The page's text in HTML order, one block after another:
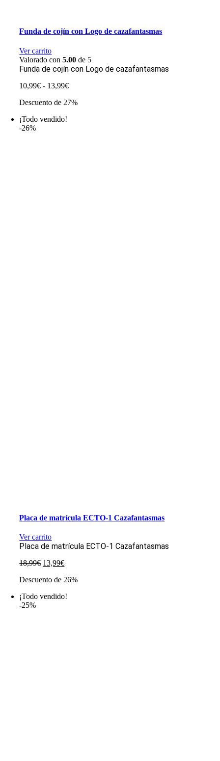
Funda de cojín con Logo de cazafantasmas
Ver carrito
Valorado con5.00 de 5
Funda de cojín con Logo de cazafantasmas
10,99€ - 13,99€Rango
precios:
Descuento de 27%
¡Todo vendido!
-26%
Placa de matrícula ECTO-1 Cazafantasmas
Ver carrito
Placa de matrícula ECTO-1 Cazafantasmas
18,99€ El
original
18,99€.
13,99€El
actual
13,99€.
Descuento de 26%
¡Todo vendido!
-25%